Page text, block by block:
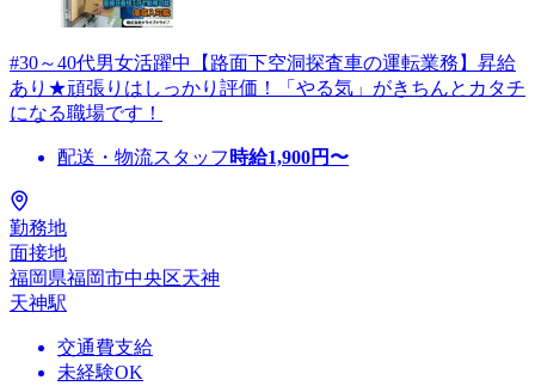
#30～40代男女活躍中【路面下空洞探査車の運転業務】昇給
あり★頑張りはしっかり評価！「やる気」がきちんとカタチ
になる職場です！
配送・物流スタッフ 時給1,900円〜
勤務地
面接地
福岡県福岡市中央区天神
天神駅
交通費支給
未経験OK